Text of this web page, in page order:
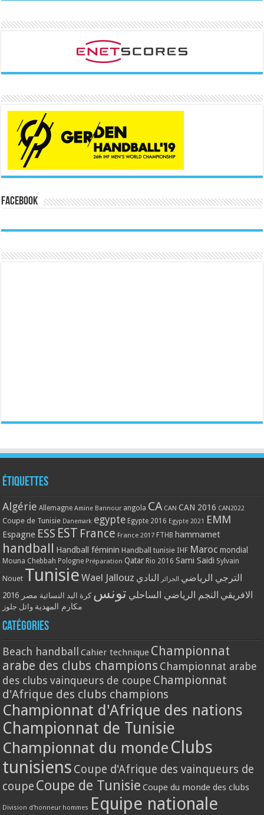
Facebook
Étiquettes
Algérie Allemagne Amine Bannour angola CA CAN CAN 2016 CAN2022
Coupe de Tunisie Danemark egypte Egypte 2016 Egypte 2021 EMM
Espagne ESS EST France France 2017 FTHB hammamet
handball Handball féminin Handball tunisie IHF Maroc mondial
Mouna Chebbah Pologne Préparation Qatar Rio 2016 Sami Saidi Sylvain
Nouet Tunisie Wael Jallouz الترجي الرياضي الجزائر النادي
الافريقي النجم الرياضي الساحلي تونس كرة اليد النسائية مصر 2016
مكارم المهدية وائل جلوز
Catégories
Beach handball Cahier technique Championnat
arabe des clubs champions Championnat arabe
des clubs vainqueurs de coupe Championnat
d'Afrique des clubs champions
Championnat d'Afrique des nations
Championnat de Tunisie
Championnat du monde Clubs
tunisiens Coupe d'Afrique des vainqueurs de
coupe Coupe de Tunisie Coupe du monde des clubs
Division d'honneur hommes Equipe nationale